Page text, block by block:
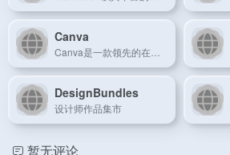
Canva
DesignBundles
设计师作品集市
暂无评论